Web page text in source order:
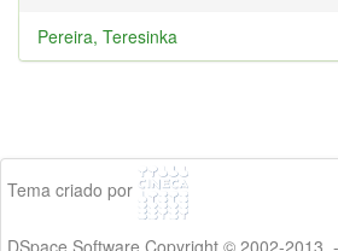
Pereira, Teresinka
Tema criado por
DSpace Software Copyright © 2002-2013